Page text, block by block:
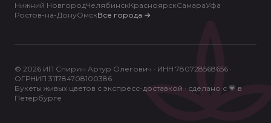
Нижний НовгородЧелябинскКрасноярскСамараУфа
Ростов-на-ДонуОмскВсе города →
© 2026 ИП Спирин Артур Олегович · ИНН 780728568656 ·
ОГРНИП 311784708100386
Букеты живых цветов с экспресс-доставкой · сделано с 💗 в
Петербурге